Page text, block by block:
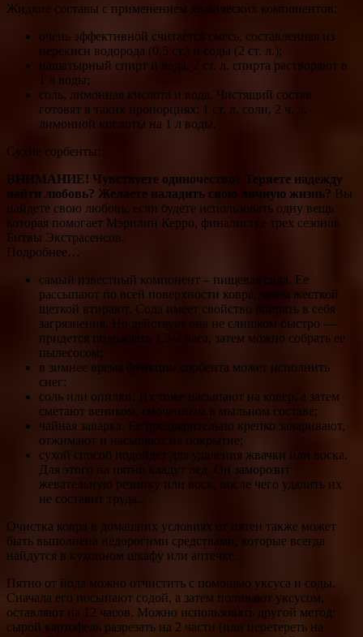
Жидкие составы с применением химических компонентов:
очень эффективной считается смесь, составленная из
перекиси водорода (0,5 ст.) и соды (2 ст. л.);
нашатырный спирт и вода. 2 ст. л. спирта растворяют в
1 л воды;
соль, лимонная кислота и вода. Чистящий состав
готовят в таких пропорциях: 1 ст. л. соли, 2 ч. л.
лимонной кислоты на 1 л воды.
Сухие сорбенты:
ВНИМАНИЕ! Чувствуете одиночество? Теряете надежду
найти любовь? Желаете наладить свою личную жизнь? Вы
найдете свою любовь, если будете использовать одну вещь
которая помогает Мэрилин Керро, финалистке трех сезонов
Битвы Экстрасенсов.
Подробнее…
самый известный компонент – пищевая сода. Ее
рассыпают по всей поверхности ковра, затем жесткой
щеткой втирают. Сода имеет свойство вбирать в себя
загрязнения. Но действует она не слишком быстро —
придется подождать 1,5-2 часа, затем можно собрать ее
пылесосом;
в зимнее время функции сорбента может исполнить
снег;
соль или опилки. Их тоже насыпают на ковер, а затем
сметают веником, смоченным в мыльном составе;
чайная заварка. Ее предварительно крепко заваривают,
отжимают и насыпают на покрытие;
сухой способ подойдет для удаления жвачки или воска.
Для этого на пятно кладут лед. Он заморозит
жевательную резинку или воск, после чего удалить их
не составит труда.
Очистка ковра в домашних условиях от пятен также может
быть выполнена недорогими средствами, которые всегда
найдутся в кухонном шкафу или аптечке.
Пятно от йода можно отчистить с помощью уксуса и соды.
Сначала его посыпают содой, а затем поливают уксусом,
оставляют на 12 часов. Можно использовать другой метод:
сырой картофель разрезать на 2 части (или перетереть на